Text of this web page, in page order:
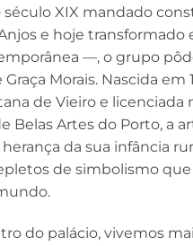
século XIX mandado
e hoje transformado
—, o grupo
Morais. Nascida em
de Vieiro e licenciada
Belas Artes do Porto, a
herança da sua infância
de simbolismo que
do palácio, vivemos